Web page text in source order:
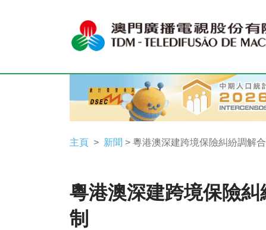
主頁 新聞 > 粵港澳深建跨境保險糾紛調解
粵港澳深建跨境保險
制